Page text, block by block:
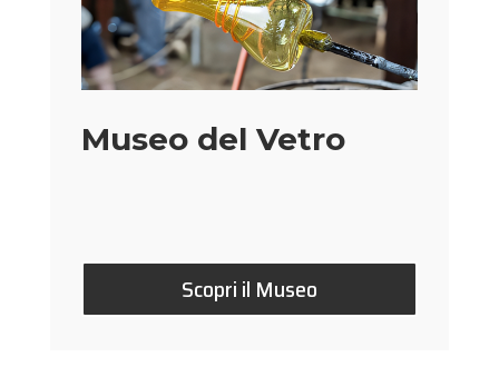
Museo del Vetro
Scopri il Museo